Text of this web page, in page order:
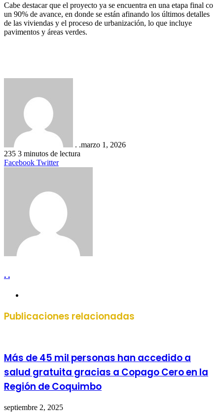
Cabe destacar que el proyecto ya se encuentra en una etapa final co
un 90% de avance, en donde se están afinando los últimos detalles
de las viviendas y el proceso de urbanización, lo que incluye
pavimentos y áreas verdes.
. .marzo 1, 2026
235 3 minutos de lectura
Facebook TwitterLinkedIn
Tumblr
Pinterest
Reddit
VKontakte
Compartir
Imprimir
. .
Publicaciones relacionadas
Más de 45 mil personas han accedido a
salud gratuita gracias a Copago Cero en la
Región de Coquimbo
septiembre 2, 2025